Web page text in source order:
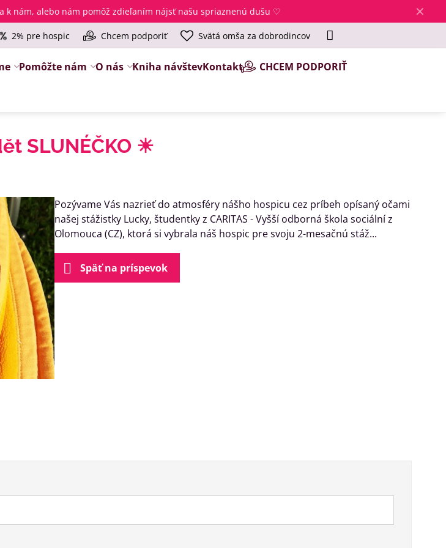
✕
k nám, alebo nám pomôž zdieľaním nájsť našu spriaznenú dušu ♡
2% pre hospic Chcem podporiť Svätá omša za dobrodincov
Pomôžte nám O nás Kniha návštevKontakt CHCEM PODPORIŤ
SLUNÉČKO ☀
Pozývame Vás nazrieť do atmosféry nášho hospicu cez príbeh opísaný očami
našej stážistky Lucky, študentky z CARITAS - Vyšší odborná škola sociální z
Olomouca (CZ), ktorá si vybrala náš hospic pre svoju 2-mesačnú stáž...
Späť na príspevok